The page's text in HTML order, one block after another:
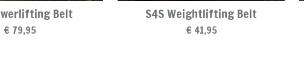
Belt
€ 79,95
S4S Weightlifting Belt
€ 41,95